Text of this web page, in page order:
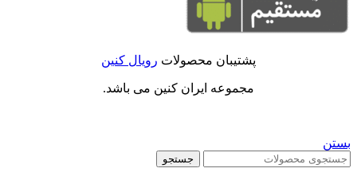
پشتیبان محصولات رویال کنین
مجموعه ایران کنین می باشد.
بستن
جستجو